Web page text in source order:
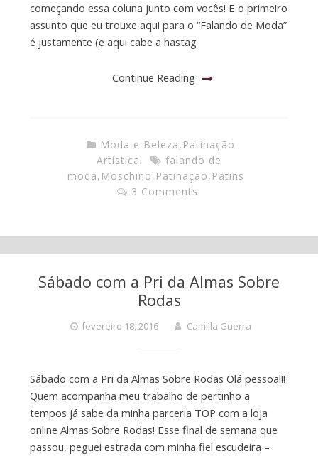
começando essa coluna junto com vocês! E o primeiro
assunto que eu trouxe aqui para o “Falando de Moda”
é justamente (e aqui cabe a hastag
Continue Reading
Moda e Beleza, Patinação
Artística
falando de
moda, Moschino, Patinação, Patins
3 Comments
Sábado com a Pri da Almas Sobre
Rodas
fevereiro 18, 2016 Camilla Guerra
Sábado com a Pri da Almas Sobre Rodas Olá pessoal!!
Quem acompanha meu trabalho de pertinho a
tempos já sabe da minha parceria TOP com a loja
online Almas Sobre Rodas! Esse final de semana que
passou, peguei estrada com minha fiel escudeira –